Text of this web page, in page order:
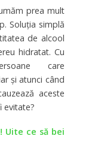
prea mult
Soluţia simplă
de alcool
hidratat. Cu
care
şi atunci când
aceste
evitate?
Uite ce să bei